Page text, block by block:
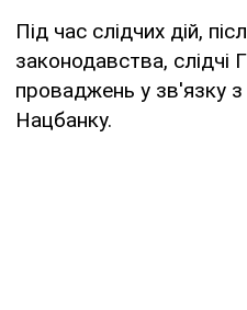
Під час слідчих дій,
законодавства, слідчі
проваджень у зв'язку з
Нацбанку.